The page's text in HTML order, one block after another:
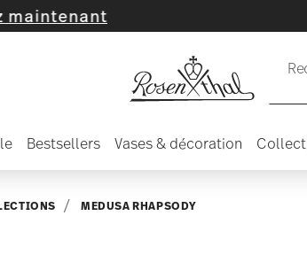
Bestsellers Vases & décoration
MEDUSA RHAPSODY